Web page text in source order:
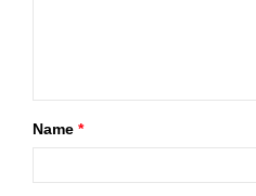
Name *